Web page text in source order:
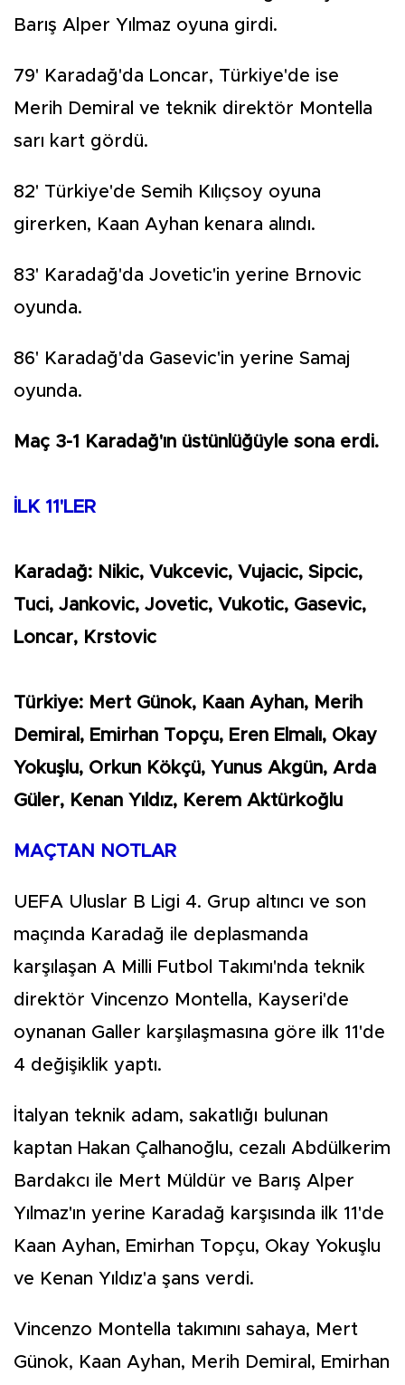
Barış Alper Yılmaz oyuna girdi.
79' Karadağ'da Loncar, Türkiye'de ise
Merih Demiral ve teknik direktör Montella
sarı kart gördü.
82' Türkiye'de Semih Kılıçsoy oyuna
girerken, Kaan Ayhan kenara alındı.
83' Karadağ'da Jovetic'in yerine Brnovic
oyunda.
86' Karadağ'da Gasevic'in yerine Samaj
oyunda.
Maç 3-1 Karadağ'ın üstünlüğüyle sona erdi.
İLK 11'LER
Karadağ: Nikic, Vukcevic, Vujacic, Sipcic,
Tuci, Jankovic, Jovetic, Vukotic, Gasevic,
Loncar, Krstovic
Türkiye: Mert Günok, Kaan Ayhan, Merih
Demiral, Emirhan Topçu, Eren Elmalı, Okay
Yokuşlu, Orkun Kökçü, Yunus Akgün, Arda
Güler, Kenan Yıldız, Kerem Aktürkoğlu
MAÇTAN NOTLAR
UEFA Uluslar B Ligi 4. Grup altıncı ve son
maçında Karadağ ile deplasmanda
karşılaşan A Milli Futbol Takımı'nda teknik
direktör Vincenzo Montella, Kayseri'de
oynanan Galler karşılaşmasına göre ilk 11'de
4 değişiklik yaptı.
İtalyan teknik adam, sakatlığı bulunan
kaptan Hakan Çalhanoğlu, cezalı Abdülkerim
Bardakcı ile Mert Müldür ve Barış Alper
Yılmaz'ın yerine Karadağ karşısında ilk 11'de
Kaan Ayhan, Emirhan Topçu, Okay Yokuşlu
ve Kenan Yıldız'a şans verdi.
Vincenzo Montella takımını sahaya, Mert
Günok, Kaan Ayhan, Merih Demiral, Emirhan